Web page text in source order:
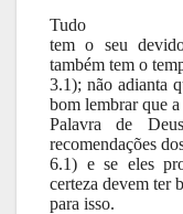
Tudo
tem o seu
também tem o
3.1); não adianta
bom lembrar que a
Palavra de
recomendações
6.1) e se eles
certeza devem ter
para isso.